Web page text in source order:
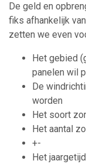
De geld en
fiks afhankelijk
zetten we even
Het gebied
panelen wil
De
worden
Het soort
Het aantal
+-
Het